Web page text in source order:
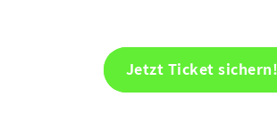
Jetzt Ticket sichern!